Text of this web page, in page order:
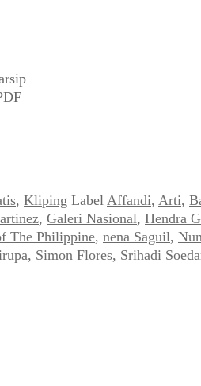
, Kliping Label Affandi, Arti,
, Galeri Nasional, Hendra
The Philippine, nena Saguil,
, Simon Flores, Srihadi